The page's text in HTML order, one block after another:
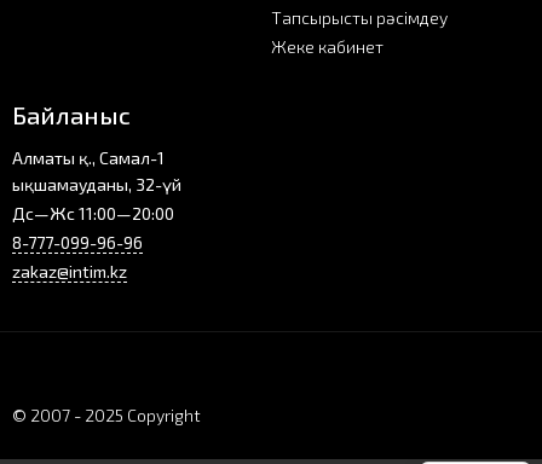
Тапсырысты рәсімдеу
Жеке кабинет
Байланыс
Алматы қ., Самал-1
ықшамауданы, 32-үй
Дс—Жс 11:00—20:00
8-777-099-96-96
zakaz@intim.kz
© 2007 - 2025 Copyright